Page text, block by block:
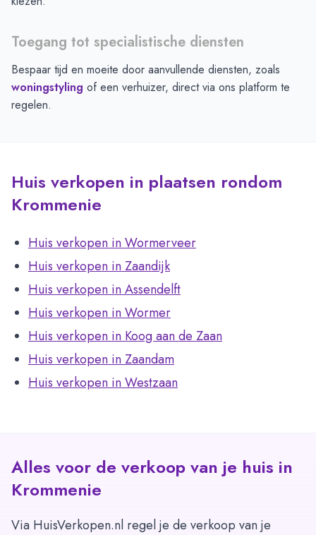
Toegang tot specialistische diensten
Bespaar tijd en moeite door aanvullende diensten, zoals
woningstyling of een verhuizer, direct via ons platform te
regelen.
Huis verkopen in plaatsen rondom
Krommenie
Huis verkopen in Wormerveer
Huis verkopen in Zaandijk
Huis verkopen in Assendelft
Huis verkopen in Wormer
Huis verkopen in Koog aan de Zaan
Huis verkopen in Zaandam
Huis verkopen in Westzaan
Alles voor de verkoop van je huis in
Krommenie
Via HuisVerkopen.nl regel je de verkoop van je